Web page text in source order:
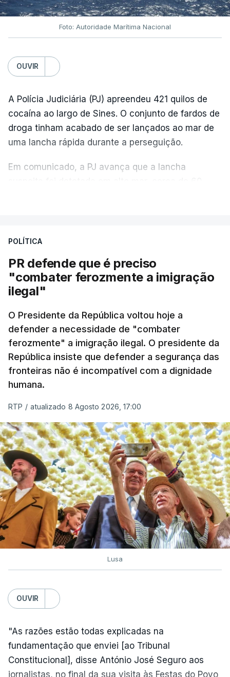
Foto: Autoridade Marítima Nacional
OUVIR
A Polícia Judiciária (PJ) apreendeu 421 quilos de
cocaína ao largo de Sines. O conjunto de fardos de
droga tinham acabado de ser lançados ao mar de
uma lancha rápida durante a perseguição.
Em comunicado, a PJ avança que a lancha
desencadeando uma ação de prevenção
articulação com a Marinha, a Autoridade Marítima
Nacional e a Força Aérea.
apreendida mais cocaína até ao momento de que
em todo o ano de 2025.
A ação de prevenção visa a deteção em alto mar
de embarcações de alta velocidade (EAV) que
utilizam a costa nacional para o tráfico de droga.
c/ Lusa
POLÍTICA
PR defende que é preciso
"combater ferozmente a imigração
ilegal"
O Presidente da República voltou hoje a
defender a necessidade de "combater
ferozmente" a imigração ilegal. O presidente da
República insiste que defender a segurança das
fronteiras não é incompatível com a dignidade
humana.
RTP / atualizado 8 Agosto 2026, 17:00
Lusa
OUVIR
"As razões estão todas explicadas na
fundamentação que enviei [ao Tribunal
Constitucional], disse António José Seguro aos
jornalistas, no final da sua visita às Festas do Povo